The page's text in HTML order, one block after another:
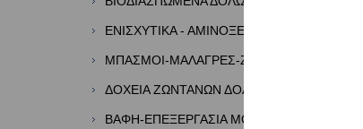
ΕΝΙΣΧΥΤΙΚΑ - ΑΜΙΝΟΞΕΑ - ΑΡΩΜΑΤΑ
ΜΠΑΣΜΟΙ-ΜΑΛΑΓΡΕΣ-ΖΥΜΕΣ
ΔΟΧΕΙΑ ΖΩΝΤΑΝΩΝ ΔΟΛΩΜΑΤΩΝ
ΒΑΦΗ-ΕΠΕΞΕΡΓΑΣΙΑ ΜΟΛΥΒΙΩΝ